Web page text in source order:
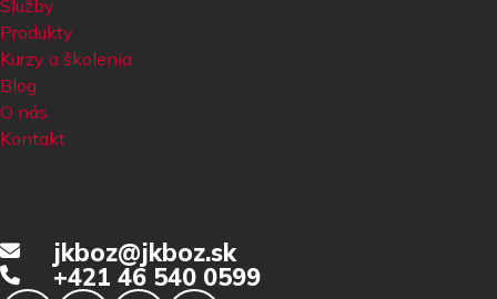
Služby
Produkty
Kurzy a školenia
Blog
O nás
Kontakt
jkboz@jkboz.sk
+421 46 540 0599